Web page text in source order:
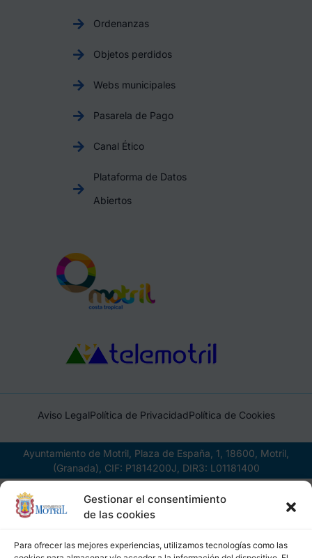
Gestionar el consentimiento
de las cookies
Para ofrecer las mejores experiencias, utilizamos tecnologías como las
Ordenanzas
Objetos perdidos
Webs municipales
Pasarela de Pago
Canal Ético
Plataforma de Datos
Abiertos
Aviso LegalPolítica de PrivacidadPolítica de Cookies
Ayuntamiento de Motril, Plaza de España, 1, 18600, Motril,
(Granada), CIF: P1814200J, DIR3: L01181400